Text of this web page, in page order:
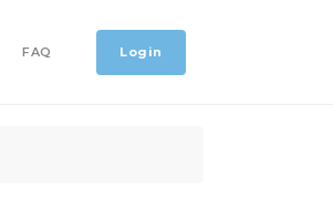
FAQ Login